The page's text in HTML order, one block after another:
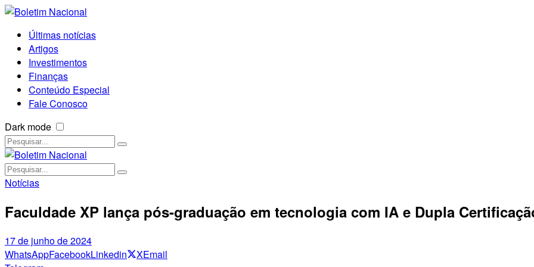
Últimas notícias
Artigos
Investimentos
Finanças
Conteúdo Especial
Fale Conosco
Dark mode
Notícias
Faculdade XP lança pós-graduação em tecnologia com IA e Dupla
17 de junho de 2024
WhatsAppFacebookLinkedin XEmail